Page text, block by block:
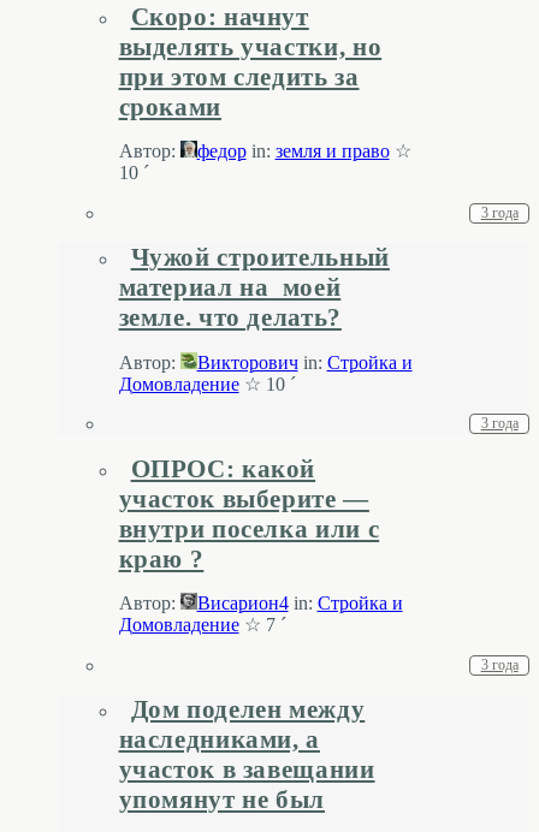
Скоро: начнут
выделять участки, но
при этом следить за
сроками
Автор: федор in: земля и право☆
10 ´
3 года
Чужой строительный
материал на ­ моей
земле. что делать?
Автор: Викторович in: Стройка и
Домовладение☆ 10 ´
3 года
ОПРОС: какой
участок выберите —
внутри поселка или с
краю ?
Автор: Висариoн4 in: Стройка и
Домовладение☆ 7 ´
3 года
Дом поделен между
наследниками, а
участок в завещании
упомянут не был